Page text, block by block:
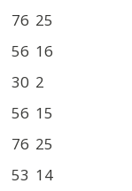
76 25
56 16
30 2
56 15
76 25
53 14